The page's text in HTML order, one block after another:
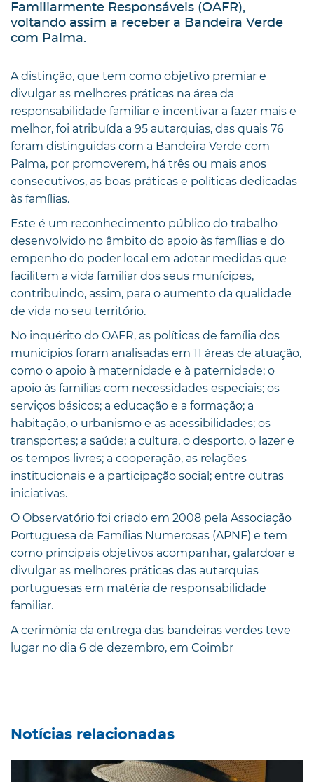
Familiarmente Responsáveis (OAFR),
voltando assim a receber a Bandeira Verde
com Palma.
A distinção, que tem como objetivo premiar e
divulgar as melhores práticas na área da
responsabilidade familiar e incentivar a fazer mais e
melhor, foi atribuída a 95 autarquias, das quais 76
foram distinguidas com a Bandeira Verde com
Palma, por promoverem, há três ou mais anos
consecutivos, as boas práticas e políticas dedicadas
às famílias.
Este é um reconhecimento público do trabalho
desenvolvido no âmbito do apoio às famílias e do
empenho do poder local em adotar medidas que
facilitem a vida familiar dos seus munícipes,
contribuindo, assim, para o aumento da qualidade
de vida no seu território.
No inquérito do OAFR, as políticas de família dos
municípios foram analisadas em 11 áreas de atuação,
como o apoio à maternidade e à paternidade; o
apoio às famílias com necessidades especiais; os
serviços básicos; a educação e a formação; a
habitação, o urbanismo e as acessibilidades; os
transportes; a saúde; a cultura, o desporto, o lazer e
os tempos livres; a cooperação, as relações
institucionais e a participação social; entre outras
iniciativas.
O Observatório foi criado em 2008 pela Associação
Portuguesa de Famílias Numerosas (APNF) e tem
como principais objetivos acompanhar, galardoar e
divulgar as melhores práticas das autarquias
portuguesas em matéria de responsabilidade
familiar.
A cerimónia da entrega das bandeiras verdes teve
lugar no dia 6 de dezembro, em Coimbr
Notícias relacionadas